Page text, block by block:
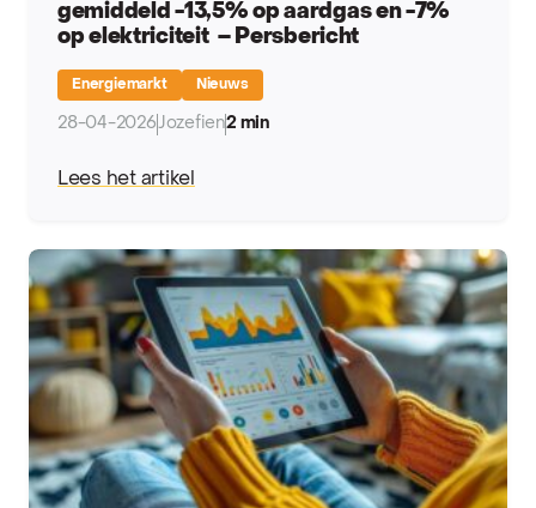
gemiddeld -13,5% op aardgas en -7%
op elektriciteit – Persbericht
Energiemarkt Nieuws
28-04-2026 Jozefien2 min
Lees het artikel